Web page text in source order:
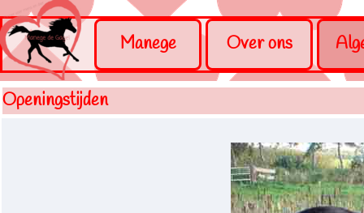
Ga naar de inhoud
Menu overslaan
Manege Over ons
Openingstijden